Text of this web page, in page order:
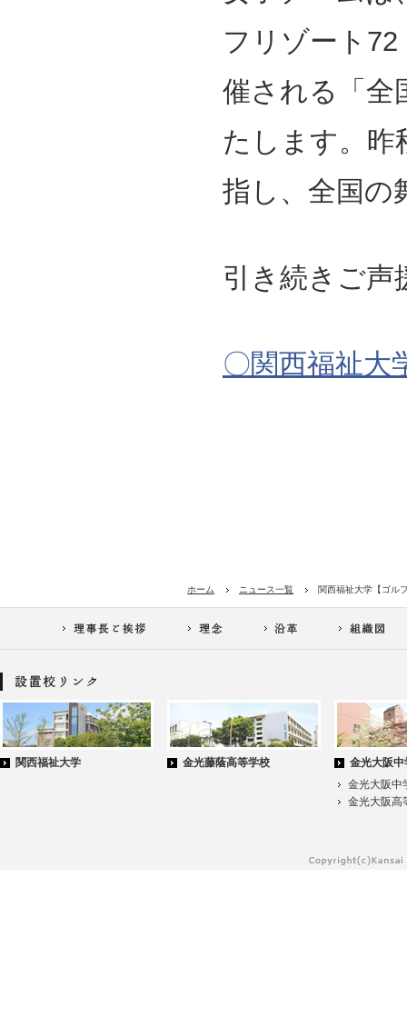
フリゾート
催される「全
たします。昨
指し、全国の
引き続きご声
〇関西福祉大
ホーム ニュース一覧 関西福祉大学【ゴル
関西福祉大学 金光藤蔭高等学校
金光大阪
金光大阪中
金光大阪高